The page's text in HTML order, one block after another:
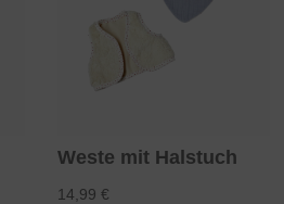
Weste mit Halstuch
14,99 €